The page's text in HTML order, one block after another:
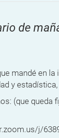
de
mandé en la
y estadística,
(que queda
j/